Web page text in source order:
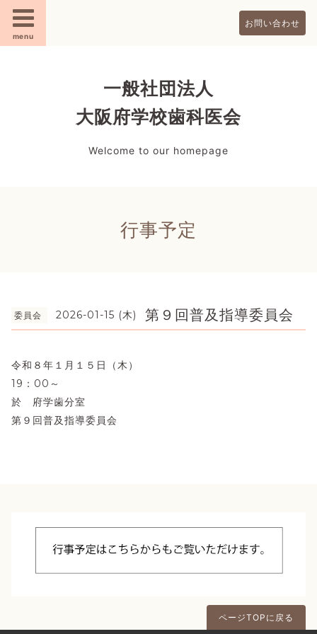
menu
お問い合わせ
一般社団法人
大阪府学校歯科医会
Welcome to our homepage
行事予定
委員会 2026-01-15 (木) 第９回普及指導委員会
令和８年１月１５日（木）
19：00～
於 府学歯分室
第９回普及指導委員会
ページTOPに戻る